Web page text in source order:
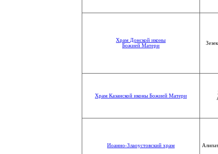
Храм Донской иконы
Божией Матери
Храм Казанской иконы Божией Матери
Иоанно-Злаоустовский храм